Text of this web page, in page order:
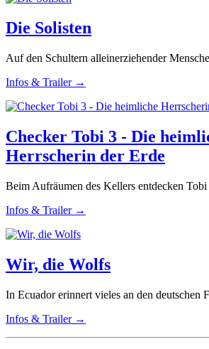
Die Solisten
Auf den Schultern alleinerziehender
Infos & Trailer →
Checker Tobi 3 - Die
Herrscherin der Erde
Beim Aufräumen des Kellers entdecken
Infos & Trailer →
Wir, die Wolfs
In Ecuador erinnert vieles an den deutschen
Infos & Trailer →